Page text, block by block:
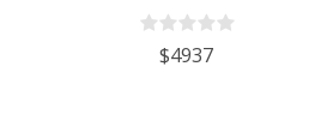
$4937